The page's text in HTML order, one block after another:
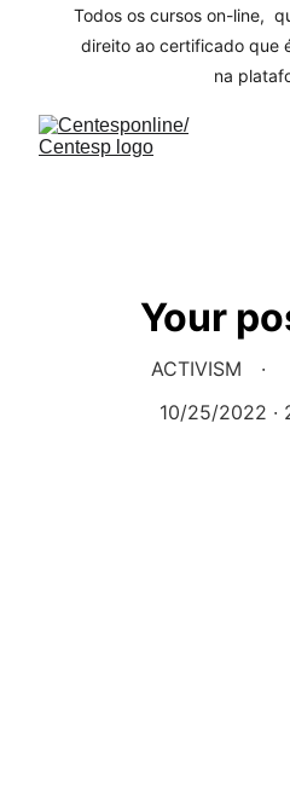
Todos os cursos on-line,
direito ao certificado que
na
Your
ACTIVISM
10/25/2022